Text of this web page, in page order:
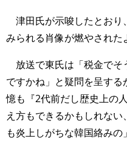
津田氏が示唆したとおり
みられる肖像が燃やされた
放送で東氏は「税金でそ
ですかね」と疑問を呈す
憶も『2代前だし歴史上の
え方もできるかもしれな
も炎上しがちな韓国絡みの